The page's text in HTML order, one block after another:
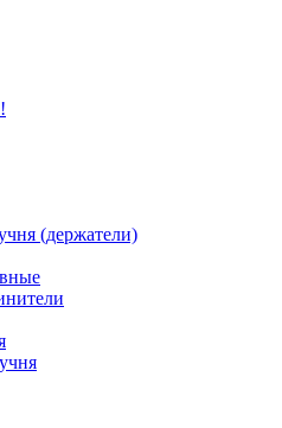
(держатели)